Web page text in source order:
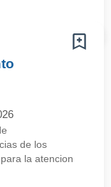
de los
la atencion